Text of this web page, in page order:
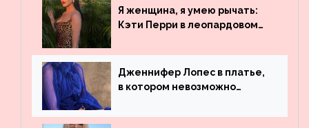
обогнали даже Джастина
Бибера
Я женщина, я умею рычать:
Кэти Перри в леопардовом
Дженнифер Лопес в платье,
в котором невозможно